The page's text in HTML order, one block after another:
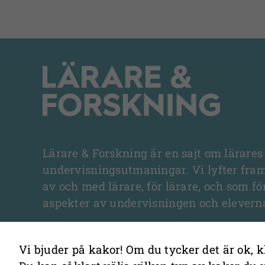
Lärare & Forskning är en sajt om lärares
undervisningsutmaningar. Vi lyfter
av och med lärare, för lärare, och som
aspekter av undervisningen och
Vi bjuder på kakor! Om du tycker det är ok,